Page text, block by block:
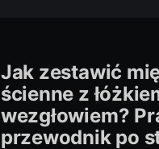
Jak zestawić
ścienne z
wezgłowiem?
przewodnik po